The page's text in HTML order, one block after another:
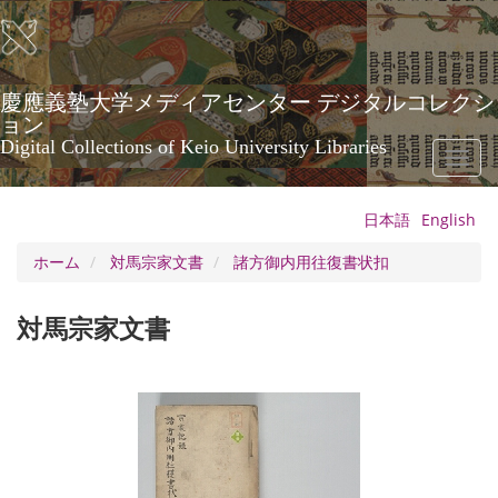
メ
イ
ン
コ
ン
テ
ン
ツ
に
慶應義塾大学メディアセンター デジタルコレクシ
ョン
Digital Collections of Keio University Libraries
Toggle
日本語 English
ホーム
対馬宗家文書 諸方御内用往復書状扣
対馬宗家文書